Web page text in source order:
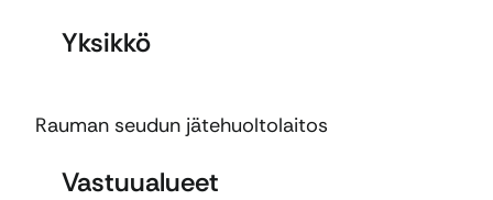
Yksikkö
Rauman seudun jätehuoltolaitos
Vastuualueet